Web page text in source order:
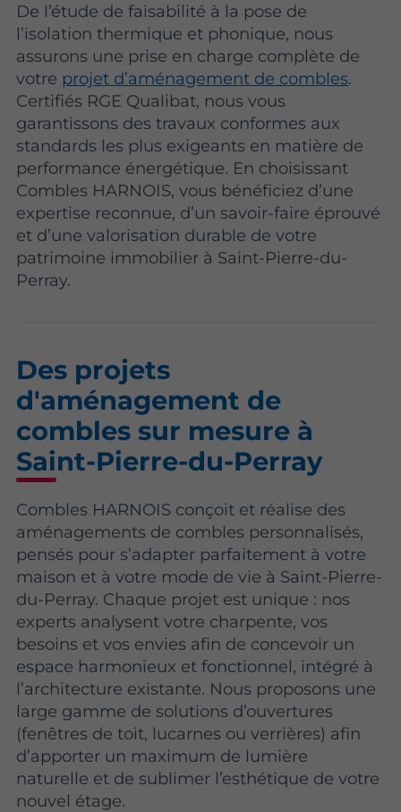
De l’étude de faisabilité à la pose de
l’isolation thermique et phonique, nous
assurons une prise en charge complète de
votre projet d’aménagement de combles.
Certifiés RGE Qualibat, nous vous
garantissons des travaux conformes aux
standards les plus exigeants en matière de
performance énergétique. En choisissant
Combles HARNOIS, vous bénéficiez d’une
expertise reconnue, d’un savoir-faire éprouvé
et d’une valorisation durable de votre
patrimoine immobilier à Saint-Pierre-du-
Perray.
Des projets
d'aménagement de
combles sur mesure à
Saint-Pierre-du-Perray
Combles HARNOIS conçoit et réalise des
aménagements de combles personnalisés,
pensés pour s’adapter parfaitement à votre
maison et à votre mode de vie à Saint-Pierre-
du-Perray. Chaque projet est unique : nos
experts analysent votre charpente, vos
besoins et vos envies afin de concevoir un
espace harmonieux et fonctionnel, intégré à
l’architecture existante. Nous proposons une
large gamme de solutions d’ouvertures
(fenêtres de toit, lucarnes ou verrières) afin
d’apporter un maximum de lumière
naturelle et de sublimer l’esthétique de votre
nouvel étage.